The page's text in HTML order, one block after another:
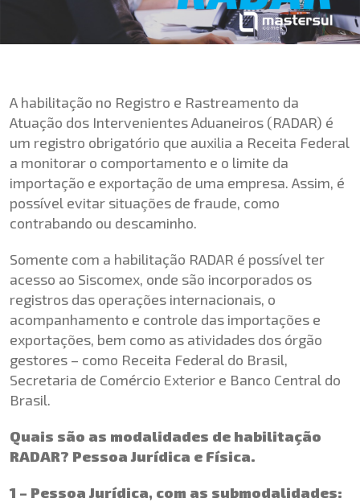
A habilitação no Registro e Rastreamento da
Atuação dos Intervenientes Aduaneiros (RADAR) é
um registro obrigatório que auxilia a Receita Federal
a monitorar o comportamento e o limite da
importação e exportação de uma empresa. Assim, é
possível evitar situações de fraude, como
contrabando ou descaminho.
Somente com a habilitação RADAR é possível ter
acesso ao Siscomex, onde são incorporados os
registros das operações internacionais, o
acompanhamento e controle das importações e
exportações, bem como as atividades dos órgão
gestores – como Receita Federal do Brasil,
Secretaria de Comércio Exterior e Banco Central do
Brasil.
Quais são as modalidades de habilitação
RADAR? Pessoa Jurídica e Física.
1 – Pessoa Jurídica, com as submodalidades: